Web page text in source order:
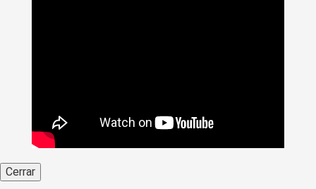
Cerrar